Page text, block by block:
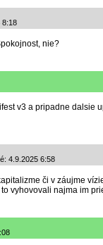
8:18
nie?
v3 a pripadne dalsie
4.9.2025 6:58
či v záujme
vyhovovali najma im